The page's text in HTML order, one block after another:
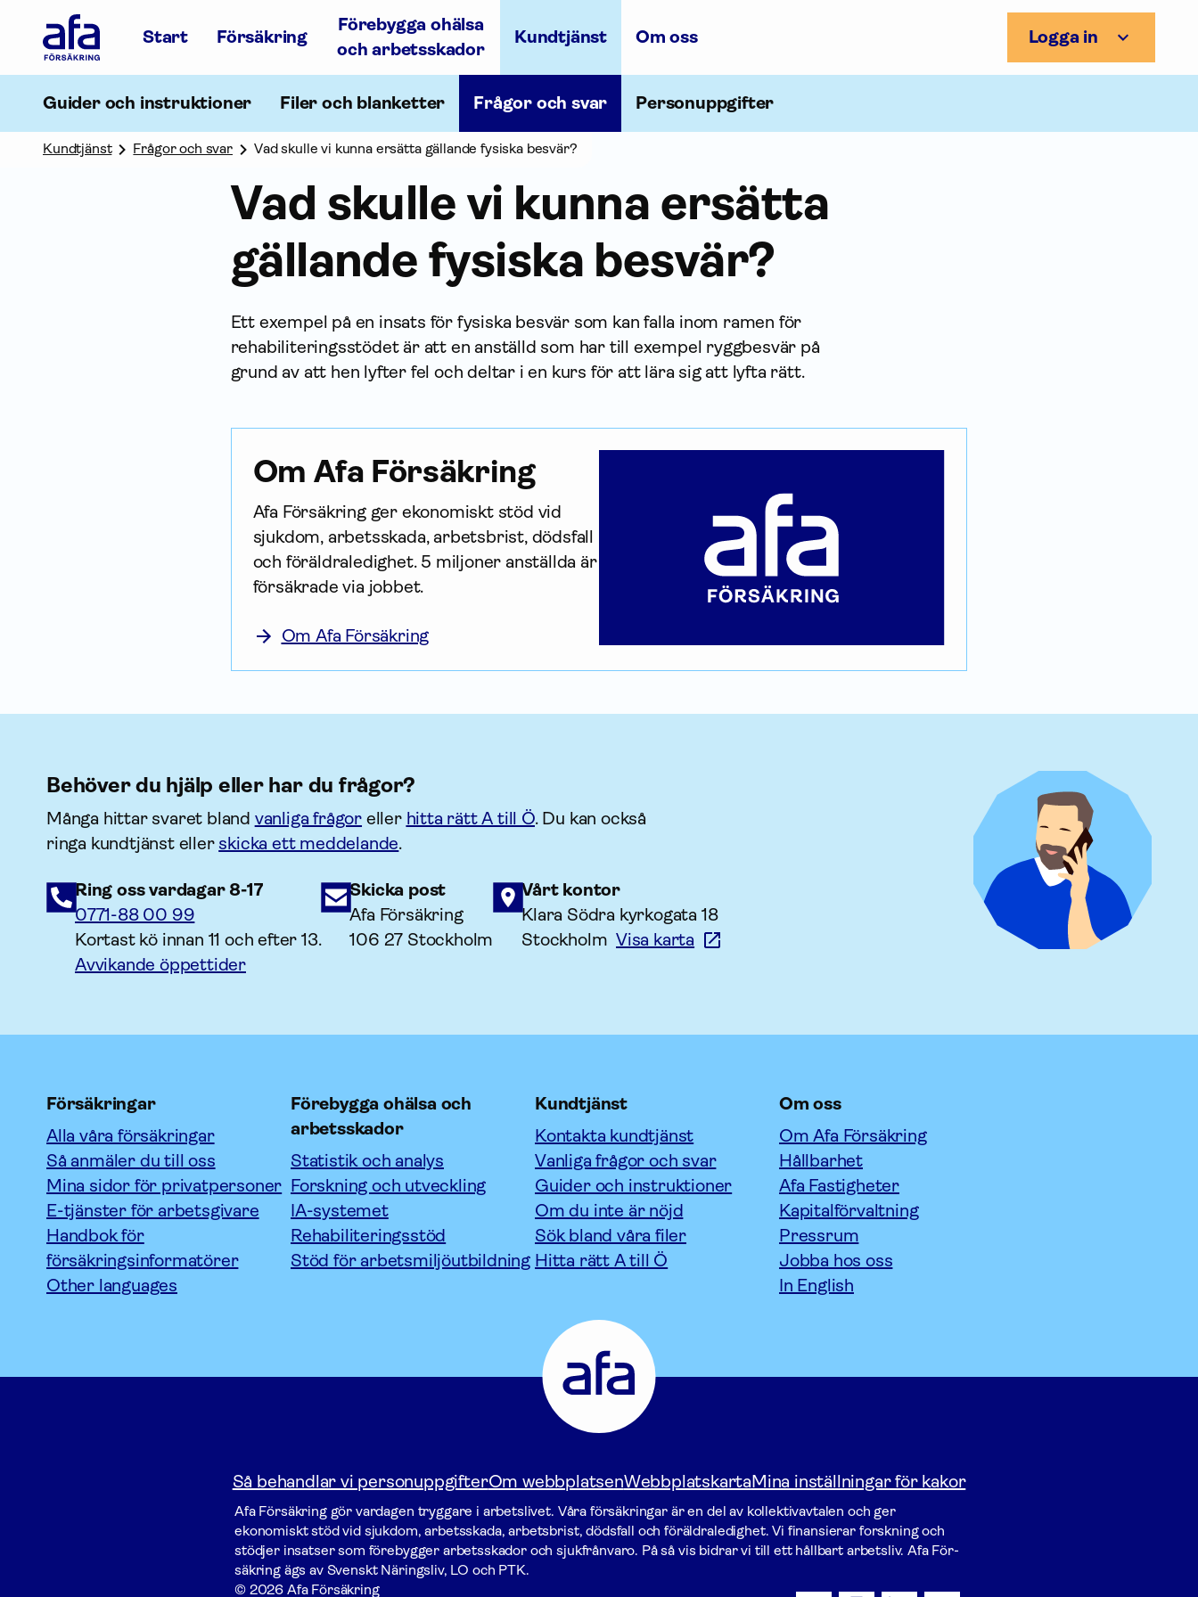
Försäkring
Gå
startsidan
Start Försäkring
Förebygga ohälsa
och arbetsskador
Kundtjänst Om oss Logga in
Guider och instruktioner Filer och blanketter Frågor och svar Personuppgifter
Kundtjänst Frågor och svar Vad skulle vi kunna ersätta gällande fysiska besvär?
Vad skulle vi kunna ersätta
gällande fysiska besvär?
Ett exempel på en insats för fysiska besvär som kan falla inom ramen för
rehabiliteringsstödet är att en anställd som har till exempel ryggbesvär på
grund av att hen lyfter fel och deltar i en kurs för att lära sig att lyfta rätt.
Om Afa För­säkring
Afa För­säkring ger ekonomiskt stöd vid
sjukdom, arbetsskada, arbetsbrist, dödsfall
och föräldraledighet. 5 miljoner anställda är
försäkrade via jobbet.
Om Afa Försäkring
Behöver du hjälp eller har du frågor?
Många hittar svaret bland vanliga frågor eller hitta rätt A till Ö. Du kan också
ringa kundtjänst eller skicka ett meddelande.
Ring oss vardagar 8-17
0771-88 00 99
Kortast kö innan 11 och efter 13.
Avvikande öppettider
Skicka post
Afa Försäkring
106 27 Stockholm
Vårt kontor
Klara Södra kyrkogata 18
StockholmVisa karta
Försäkringar
Alla våra försäkringar
Så anmäler du till oss
Mina sidor för privatpersoner
E-tjänster för arbetsgivare
Handbok för
försäkringsinformatörer
Other languages
Förebygga ohälsa och
arbetsskador
Statistik och analys
Forskning och utveckling
IA-systemet
Rehabiliteringsstöd
Stöd för arbetsmiljöutbildning
Kundtjänst
Kontakta kundtjänst
Vanliga frågor och svar
Guider och instruktioner
Om du inte är nöjd
Sök bland våra filer
Hitta rätt A till Ö
Om oss
Om Afa Försäkring
Hållbarhet
Afa Fastigheter
Kapitalförvaltning
Pressrum
Jobba hos oss
In English
Försäkring
Gå
till
startsidan
Så behandlar vi personuppgifterOm webbplatsenWebbplatskartaMina inställningar för kakor
Afa För­säkring gör vardagen tryggare i arbetslivet. Våra försäk­ringar är en del av kollektivavtalen och ger
ekonomiskt stöd vid sjukdom, arbetsskada, arbetsbrist, dödsfall och föräldraledighet. Vi finansierar forskning och
stödjer insatser som förebygger arbets­skador och sjukfrånvaro. På så vis bidrar vi till ett hållbart arbetsliv. Afa För­
säkring ägs av Svenskt Näringsliv, LO och PTK.
© 2026 Afa Försäkring